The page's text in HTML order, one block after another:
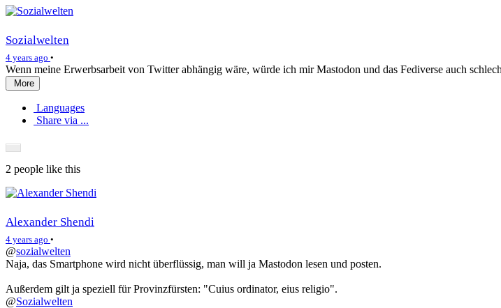
Sozialwelten
4 years ago •
Wenn meine Erwerbsarbeit von Twitter abhängig wäre, würde ich mir Mastodon und das Fediverse auch
More
Languages
Share via ...
2 people like this
Alexander Shendi
4 years ago •
@sozialwelten
Naja, das Smartphone wird nicht überflüssig, man will ja Mastodon lesen und posten.
Außerdem gilt ja speziell für Provinzfürsten: "Cuius ordinator, eius religio".
@Sozialwelten